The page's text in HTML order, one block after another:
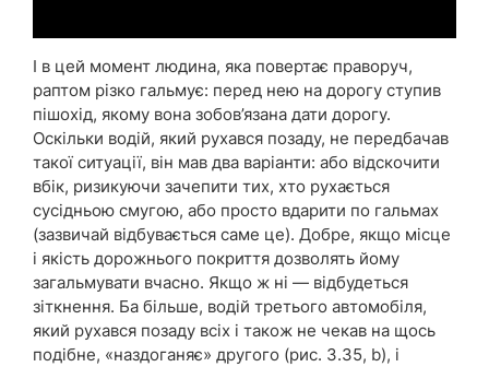
І в цей момент людина, яка повертає праворуч,
раптом різко гальмує: перед нею на дорогу ступив
пішохід, якому вона зобов’язана дати дорогу.
Оскільки водій, який рухався позаду, не передбачав
такої ситуації, він мав два варіанти: або відскочити
вбік, ризикуючи зачепити тих, хто рухається
сусідньою смугою, або просто вдарити по гальмах
(зазвичай відбувається саме це). Добре, якщо місце
і якість дорожнього покриття дозволять йому
загальмувати вчасно. Якщо ж ні — відбудеться
зіткнення. Ба більше, водій третього автомобіля,
який рухався позаду всіх і також не чекав на щось
подібне, «наздоганяє» другого (рис. 3.35, b), і